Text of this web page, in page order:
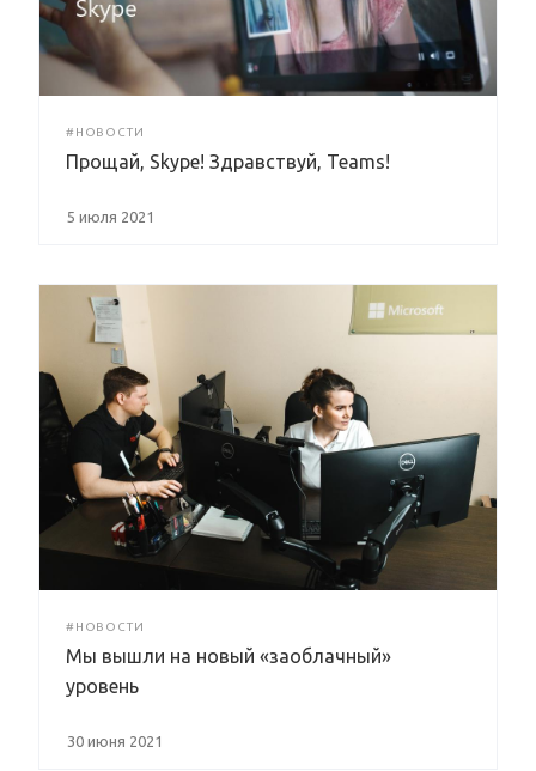
#НОВОСТИ
Прощай, Skype! Здравствуй, Teams!
5 июля 2021
#НОВОСТИ
Мы вышли на новый «заоблачный»
уровень
30 июня 2021